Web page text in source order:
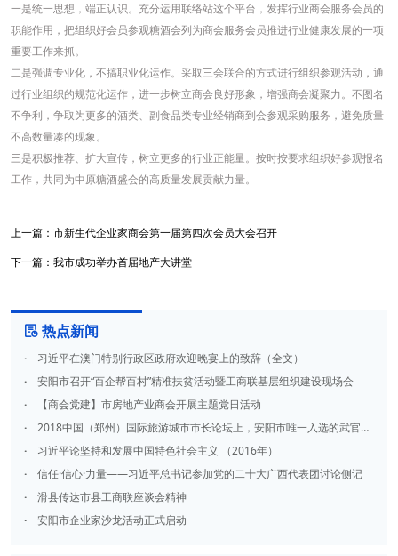
 热点新闻
· 习近平在澳门特别行政区政府欢迎晚宴上的致辞（全文）
· 安阳市召开“百企帮百村”精准扶贫活动暨工商联基层组织建设现场会
· 【商会党建】市房地产业商会开展主题党日活动
· 2018中国（郑州）国际旅游城市市长论坛上，安阳市唯一入选的武官民俗文化旅游村项目成功签约
· 习近平论坚持和发展中国特色社会主义 （2016年）
· 信任·信心·力量——习近平总书记参加党的二十大广西代表团讨论侧记
· 滑县传达市县工商联座谈会精神
· 安阳市企业家沙龙活动正式启动
一是统一思想，端正认识。充分运用联络站这个平台，发挥行业商会服务会员的
职能作用，把组织好会员参观糖酒会列为商会服务会员推进行业健康发展的一项
重要工作来抓。
二是强调专业化，不搞职业化运作。采取三会联合的方式进行组织参观活动，通
过行业组织的规范化运作，进一步树立商会良好形象，增强商会凝聚力。不图名
不争利，争取为更多的酒类、副食品类专业经销商到会参观采购服务，避免质量
不高数量凑的现象。
三是积极推荐、扩大宣传，树立更多的行业正能量。按时按要求组织好参观报名
工作，共同为中原糖酒盛会的高质量发展贡献力量。
上一篇： 市新生代企业家商会第一届第四次会员大会召开
下一篇： 我市成功举办首届地产大讲堂